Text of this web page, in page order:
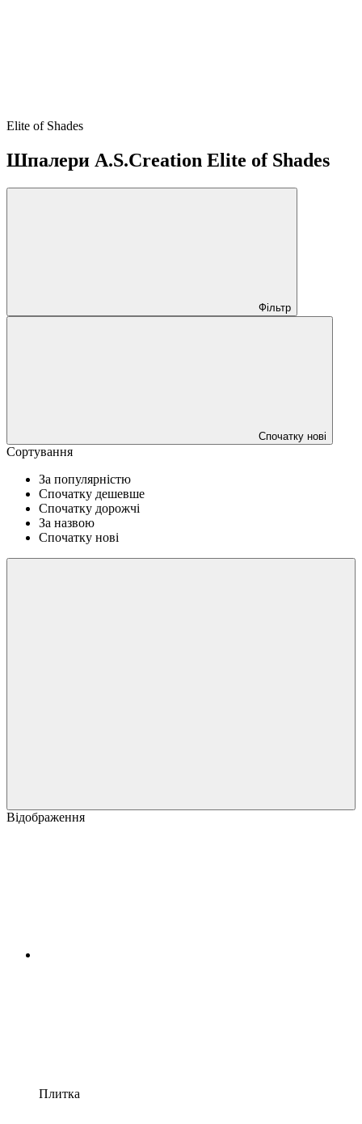
Elite of Shades
Шпалери A.S.Creation Elite of Shades
Фільтр
Спочатку нові
Сортування
За популярністю
Спочатку дешевше
Спочатку дорожчі
За назвою
Спочатку нові
Відображення
Плитка